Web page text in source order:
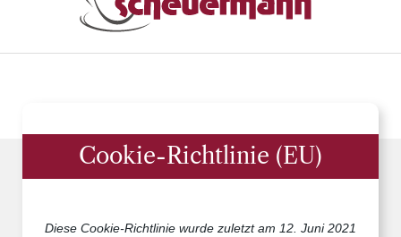
Cookie-Richtlinie (EU)
Diese Cookie-Richtlinie wurde zuletzt am 12. Juni 2021